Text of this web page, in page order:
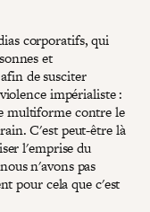
corporatifs, qui
et
de susciter
impérialiste :
multiforme contre le
C'est peut-être là
l'emprise du
n'avons pas
pour cela que c'est